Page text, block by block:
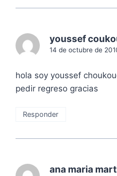
youssef
14 de octubre de
hola soy youssef
pedir regreso gracias
Responder
ana maria